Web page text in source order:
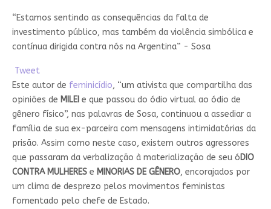
“Estamos sentindo as consequências da falta de
investimento público, mas também da violência simbólica e
contínua dirigida contra nós na Argentina” - Sosa
Tweet
Este autor de feminicídio, “um ativista que compartilha das
opiniões de MILEI e que passou do ódio virtual ao ódio de
gênero físico”, nas palavras de Sosa, continuou a assediar a
família de sua ex-parceira com mensagens intimidatórias da
prisão. Assim como neste caso, existem outros agressores
que passaram da verbalização à materialização de seu óDIO
CONTRA MULHERESe MINORIAS DE GÊNERO, encorajados por
um clima de desprezo pelos movimentos feministas
fomentado pelo chefe de Estado.